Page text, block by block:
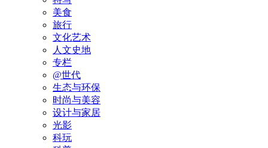
美食
旅行
文化艺术
人文史地
专栏
@世代
生态与环保
时尚与美容
设计与家居
光影
科玩